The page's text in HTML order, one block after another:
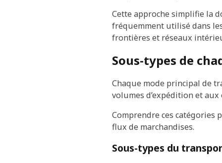
Cette approche simplifie la
fréquemment utilisé dans
frontières et réseaux
Sous-types de
Chaque mode principal de
volumes d’expédition et
Comprendre ces
flux de marchandises.
Sous-types du